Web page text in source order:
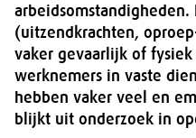
arbeidsomstandigheden.
(uitzendkrachten,
vaker gevaarlijk of
werknemers in vaste
hebben vaker veel en
blijkt uit onderzoek in